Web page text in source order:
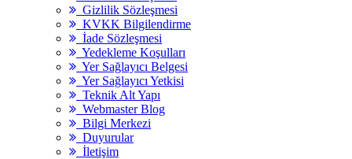
Gizlilik Sözleşmesi
KVKK Bilgilendirme
İade Sözleşmesi
Yedekleme Koşulları
Yer Sağlayıcı Belgesi
Yer Sağlayıcı Yetkisi
Teknik Alt Yapı
Webmaster Blog
Bilgi Merkezi
Duyurular
İletişim